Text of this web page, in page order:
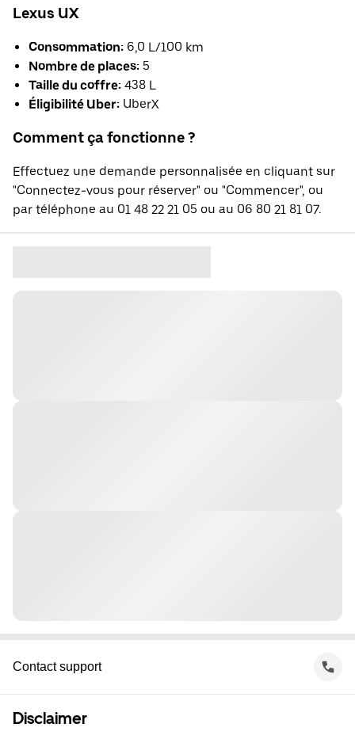
Lexus UX
Consommation: 6,0 L/100 km
Nombre de places: 5
Taille du coffre: 438 L
Éligibilité Uber: UberX
Comment ça fonctionne ?
Effectuez une demande personnalisée en cliquant sur
"Connectez-vous pour réserver" ou "Commencer", ou
par téléphone au 01 48 22 21 05 ou au 06 80 21 81 07.
Contact support
Disclaimer